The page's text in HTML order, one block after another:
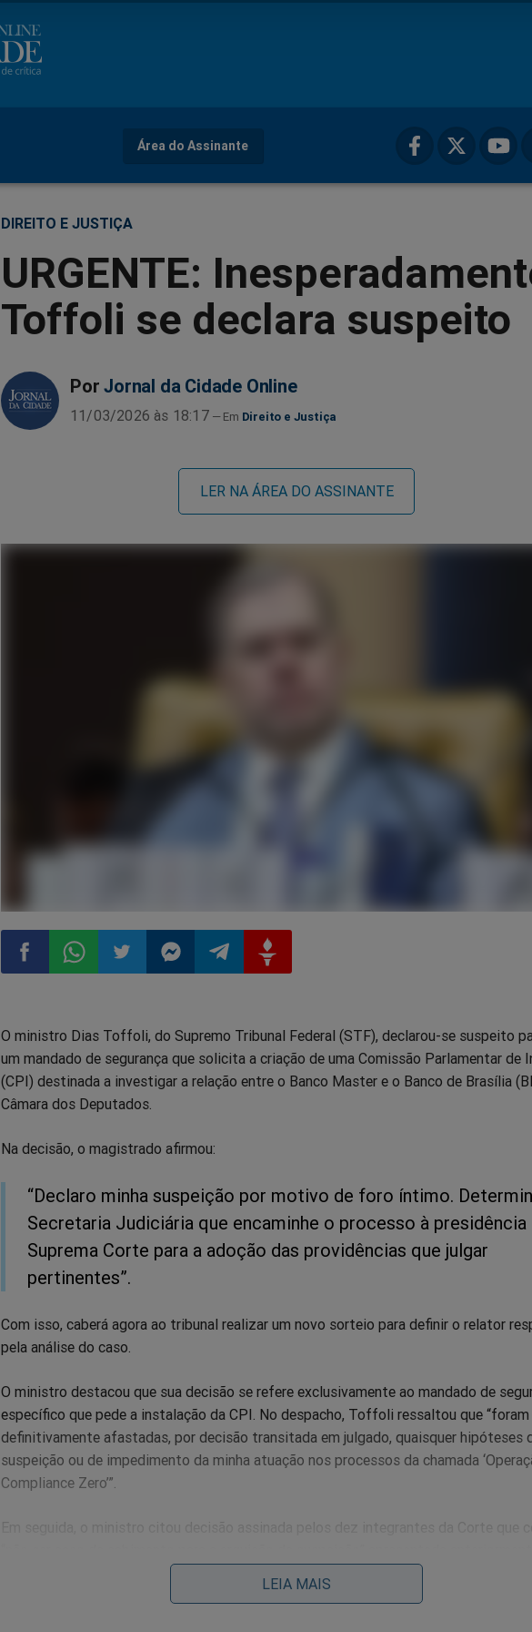
Área do Assinante
DIREITO E JUSTIÇA
URGENTE:
Toffoli se declara suspeito
Por Jornal da Cidade Online
11/03/2026 às 18:17 Direito e Justiça
LER NA ÁREA DO ASSINANTE
no
Facebook
no
Whatsapp
no
Twitter
no
Messenger
no
Telegram
no
Gettr
O ministro Dias Toffoli, do Supremo Tribunal Federal (STF), declarou-se suspeito
um mandado de segurança que solicita a criação de uma Comissão Parlamentar de
(CPI) destinada a investigar a relação entre o Banco Master e o Banco de Brasília
Câmara dos Deputados.
Na decisão, o magistrado afirmou:
“Declaro minha suspeição por motivo de foro íntimo.
Secretaria Judiciária que encaminhe o processo à
Suprema Corte para a adoção das providências que julgar
pertinentes”.
Com isso, caberá agora ao tribunal realizar um novo sorteio para definir o relator
pela análise do caso.
O ministro destacou que sua decisão se refere exclusivamente ao mandado de
específico que pede a instalação da CPI. No despacho, Toffoli ressaltou que “foram
definitivamente afastadas, por decisão transitada em julgado, quaisquer hipóteses
suspeição ou de impedimento da minha atuação nos processos da chamada
Compliance Zero’”.
ministro Edson Fachin. A medida havia sido aberta após Fachin receber um relatório
Polícia Federal que mencionava o nome de Toffoli em mensagens encontradas no
LEIA MAIS